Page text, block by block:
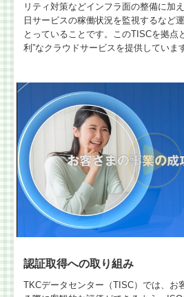
リティ対策などインフラ面の整備に加
日サービスの稼働状況を監視するなど
とっていることです。このTISCを拠点
利”なクラウドサービスを提供していま
認証取得への取り組み
TKCデータセンター（TISC）では、お